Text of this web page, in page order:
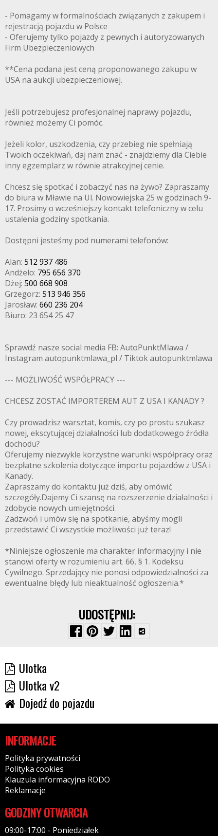
- Pomagamy w formalnościach związanych z zakupem i
rejestracją pojazdu w Polsce
- Oferujemy tylko pojazdy z pewnych i autoryzowanych
Firm Ubezpieczeniowych
**Cena podana jest ceną proponowanego zakupu w
USA na aukcji ubezpieczeniowej.
Jeśli potrzebujesz profesjonalnej naprawy pojazdu,
również możemy Ci pomóc.
Jeżeli kolor, uszkodzenia, czy przebieg nie spełniają
Twoich oczekiwań, daj nam znać - znajdziemy dla Ciebie
inny egzemplarz w równie atrakcyjnej cenie.
Chcesz się spotkać i zobaczyć nas na żywo? Zapraszamy
do biura w Mławie na Ul. Nowowiejska 25 w godzinach 9-
17. Prosimy o wcześniejszy kontakt telefoniczny w celu
ustalenia godziny spotkania.
Dostępni jesteśmy pod numerami telefonów:
Alan: 512 937 486
Andżelo: 795 656 370
Dżej: 500 668 908
Grzegorz: 513 946 356
Jarosław: 660 236 204
Biuro: 23 654 25 47
Sprawdź nasze social media FB: AutoPunktMlawa /
Instagram autopunktmlawa_pl / Tiktok autopunktmlawa
--- MOŻLIWOŚĆ WSPÓŁPRACY ---
CHCESZ ZOSTAĆ IMPORTEREM AUT Z USA I KANADY ?
Czy prowadzisz warsztat, komis, czy po prostu szukasz
nowej, ekscytującej działalności lub dodatkowego źródła
dochodu?
Oferujemy niezwykle korzystne warunki współpracy oraz
bezpłatne szkolenia dotyczące importu pojazdów z USA i
Kanady.
Zapraszamy do kontaktu już dziś, aby omówić
szczegóły.Dajemy Ci szansę na rozszerzenie działalności i
zdobycie nowych umiejętności.
Zadzwoń i umów się na spotkanie, abyśmy mogli
przedstawić Ci wszystkie możliwości już teraz!
*Niniejsze ogłoszenie ma charakter informacyjny i nie
stanowi oferty w rozumieniu art. 66, § 1. Kodeksu
Cywilnego. Sprzedający nie ponosi odpowiedzialności za
ewentualne błędy lub nieaktualność ogłoszenia.*
UDOSTĘPNIJ:
Ulotka
Ulotka v2
Dojedź do pojazdu
INFORMACJE
Polityka prywatności
Polityka cookies
Klauzula informacyjna RODO
Reklamacje
GODZINY OTWARCIA
09:00-17:00 - Poniedziałek